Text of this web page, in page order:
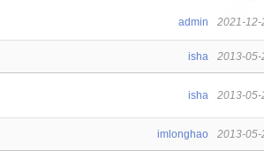
2021-12-
admin
2013-05-
isha
2013-05-
isha
2013-05-
imlonghao